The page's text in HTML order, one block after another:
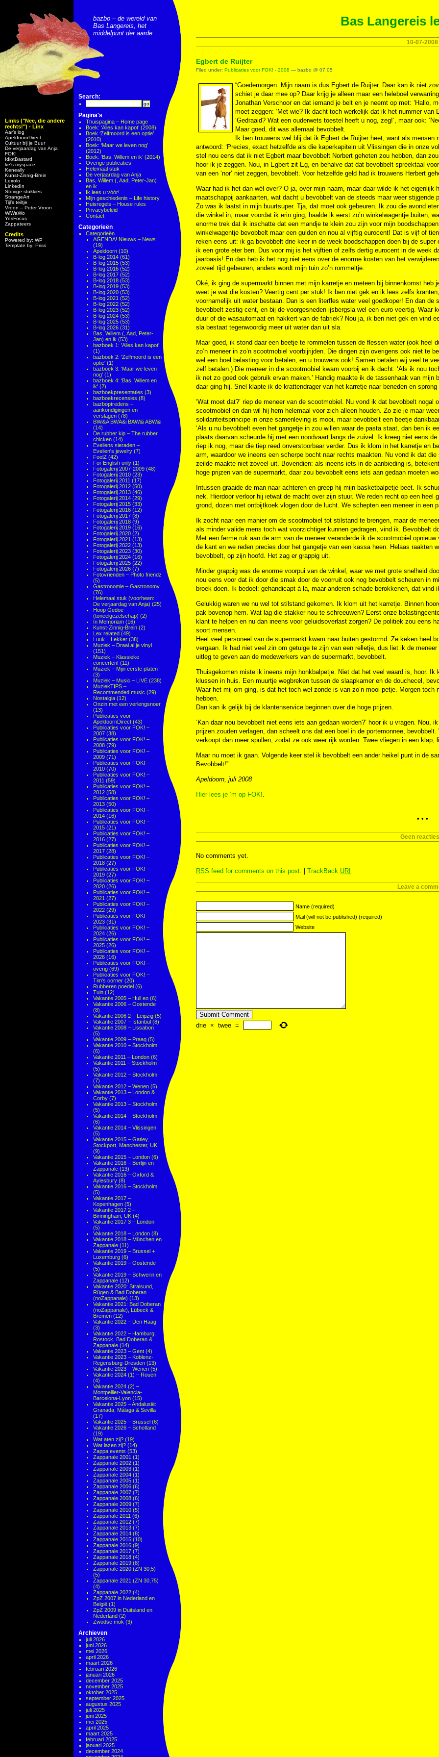
Links ("Nee, die andere
rechts!") - Linx
Aar’s log
ApeldoornDirect
Cultuur bij je Buur
De verjaardag van Anja
FOK!
IdiotBastard
ke's myspace
Keneally
Kunst-Zinnig-Brein
Lexolo
LinkedIn
Stevige stukkies
StrangeArt
Tijl’s teiltje
Vroon – Peter Vroon
WiWaWo
YesFocus
Zappateers
Credits
Powered by: WP
Template by: Priss
bazbo – de wereld van
Bas Langereis, het
middelpunt der aarde
Search:
Pagina's
Thuispagina – Home page
Boek: ‘Alles kan kapot’ (2008)
Boek ‘Zelfmoord is een optie’
(2010)
Boek: ‘Maar we leven nog’
(2012)
Boek: ‘Bas, Willem en ik’ (2014)
Overige publicaties
Helemaal stuk
De verjaardag van Anja
Bas, Willem (, Aad, Peter-Jan)
en ik
Ik lees u vóór!
Mijn geschiedenis – Life history
Huisregels – House rules
Privacybeleid
Contact
Categorieën
Categorieën
AGENDA! Nieuws – News
(19)
Apeldoorn (10)
B-log 2014 (61)
B-log 2015 (53)
B-log 2016 (52)
B-log 2017 (52)
B-log 2018 (53)
B-log 2019 (53)
B-log 2020 (53)
B-log 2021 (52)
B-log 2022 (52)
B-log 2023 (52)
B-log 2024 (53)
B-log 2025 (53)
B-log 2026 (31)
Bas, Willem (, Aad, Peter-
Jan) en ik (53)
bazboek 1: 'Alles kan kapot'
(1)
bazboek 2: 'Zelfmoord is een
optie' (1)
bazboek 3: 'Maar we leven
nog' (1)
bazboek 4: 'Bas, Willem en
ik' (2)
bazboekpresentaties (3)
bazboekrecensies (8)
bazboptredens –
aankondigingen en
verslagen (78)
BWi&A BWA&i BAW&i ABW&i
(14)
De rubber kip – The rubber
chicken (14)
Eveliens sieraden –
Evelien's jewelry (7)
FoolZ (42)
For English only (1)
Fotogalerij 2007-2009 (48)
Fotogalerij 2010 (23)
Fotogalerij 2011 (17)
Fotogalerij 2012 (50)
Fotogalerij 2013 (46)
Fotogalerij 2014 (29)
Fotogalerij 2015 (33)
Fotogalerij 2016 (12)
Fotogalerij 2017 (8)
Fotogalerij 2018 (9)
Fotogalerij 2019 (16)
Fotogalerij 2020 (2)
Fotogalerij 2021 (13)
Fotogalerij 2022 (13)
Fotogalerij 2023 (30)
Fotogalerij 2024 (16)
Fotogalerij 2025 (22)
Fotogalerij 2026 (7)
Fotovrienden – Photo friendz
(5)
Gastronomie – Gastronomy
(76)
Helemaal stuk (voorheen:
De verjaardag van Anja) (25)
Hoop Gedoe
(toneelgezelschap) (2)
In Memoriam (16)
Kunst-Zinnig-Brein (2)
Lex related (49)
Luuk = Lekker (38)
Muziek – Draai al je vinyl
(151)
Muziek – Klassieke
concerten! (11)
Muziek – Mijn eerste platen
(3)
Muziek – Music – LIVE (238)
MuziekTIPS –
Recommended music (29)
Nostalgia (12)
Onzin met een verlengsnoer
(13)
Publicaties voor
ApeldoornDirect (43)
Publicaties voor FOK! –
2007 (38)
Publicaties voor FOK! –
2008 (79)
Publicaties voor FOK! –
2009 (71)
Publicaties voor FOK! –
2010 (70)
Publicaties voor FOK! –
2011 (59)
Publicaties voor FOK! –
2012 (58)
Publicaties voor FOK! –
2013 (50)
Publicaties voor FOK! –
2014 (16)
Publicaties voor FOK! –
2015 (21)
Publicaties voor FOK! –
2016 (27)
Publicaties voor FOK! –
2017 (28)
Publicaties voor FOK! –
2018 (27)
Publicaties voor FOK! –
2019 (27)
Publicaties voor FOK! –
2020 (26)
Publicaties voor FOK! –
2021 (27)
Publicaties voor FOK! –
2022 (29)
Publicaties voor FOK! –
2023 (31)
Publicaties voor FOK! –
2024 (26)
Publicaties voor FOK! –
2025 (26)
Publicaties voor FOK! –
2026 (16)
Publicaties voor FOK! –
overig (69)
Publicaties voor FOK! –
Tim's corner (20)
Rubberen poedel (6)
Tuin (12)
Vakantie 2005 – Hull eo (6)
Vakantie 2006 – Oostende
(8)
Vakantie 2006 2 – Leipzig (5)
Vakantie 2007 – Istanbul (8)
Vakantie 2008 – Lissabon
(5)
Vakantie 2009 – Praag (5)
Vakantie 2010 – Stockholm
(6)
Vakantie 2011 – London (6)
Vakantie 2011 – Stockholm
(5)
Vakantie 2012 – Stockholm
(7)
Vakantie 2012 – Wenen (5)
Vakantie 2013 – London &
Corby (7)
Vakantie 2013 – Stockholm
(5)
Vakantie 2014 – Stockholm
(6)
Vakantie 2014 – Vlissingen
(5)
Vakantie 2015 – Gatley,
Stockport, Manchester, UK
(9)
Vakantie 2015 – London (6)
Vakantie 2016 – Berlijn en
Zappanale (13)
Vakantie 2016 – Oxford &
Aylesbury (8)
Vakantie 2016 – Stockholm
(5)
Vakantie 2017 –
Kopenhagen (5)
Vakantie 2017 2 –
Birmingham, UK (4)
Vakantie 2017 3 – London
(5)
Vakantie 2018 – London (8)
Vakantie 2018 – München en
Zappanale (11)
Vakantie 2019 – Brussel +
Luxemburg (6)
Vakantie 2019 – Oostende
(5)
Vakantie 2019 – Schwerin en
Zappanale (12)
Vakantie 2020: Stralsund,
Rügen & Bad Doberan
(noZappanale) (13)
Vakantie 2021: Bad Doberan
(noZappanale), Lübeck &
Bremen (12)
Vakantie 2022 – Den Haag
(3)
Vakantie 2022 – Hamburg,
Rostock, Bad Doberan &
Zappanale (14)
Vakantie 2023 – Gent (4)
Vakantie 2023 – Koblenz-
Regensburg-Dresden (13)
Vakantie 2023 – Wenen (5)
Vakantie 2024 (1) – Rouen
(4)
Vakantie 2024 (2) –
Montpellier-Valencia-
Barcelona-Lyon (15)
Vakantie 2025 – Andalusië:
Granada, Málaga & Sevilla
(17)
Vakantie 2025 – Brussel (6)
Vakantie 2026 – Schotland
(19)
Wat aten zij? (19)
Wat lazen zij? (14)
Zappa events (53)
Zappanale 2001 (1)
Zappanale 2002 (1)
Zappanale 2003 (1)
Zappanale 2004 (1)
Zappanale 2005 (1)
Zappanale 2006 (6)
Zappanale 2007 (7)
Zappanale 2008 (6)
Zappanale 2009 (7)
Zappanale 2010 (5)
Zappanale 2011 (6)
Zappanale 2012 (7)
Zappanale 2013 (7)
Zappanale 2014 (8)
Zappanale 2015 (10)
Zappanale 2016 (9)
Zappanale 2017 (7)
Zappanale 2018 (4)
Zappanale 2019 (8)
Zappanale 2020 (ZN 30,5)
(5)
Zappanale 2021 (ZN 30,75)
(4)
Zappanale 2022 (4)
ZpZ 2007 in Nederland en
België (1)
ZpZ 2009 in Duitsland en
Nederland (2)
Zwödse mök (3)
Archieven
juli 2026
juni 2026
mei 2026
april 2026
maart 2026
februari 2026
januari 2026
december 2025
november 2025
oktober 2025
september 2025
augustus 2025
juli 2025
juni 2025
mei 2025
april 2025
maart 2025
februari 2025
januari 2025
december 2024
Bas Langereis
10-07-2008
Egbert de Ruijter
Filed under: Publicaties voor FOK! - 2008 — bazbo @ 07:05
“Goedemorgen. Mijn naam is dus Egbert de Ruijter. Daar kan ik niet
schiet je daar mee op? Daar krijg je alleen maar een heleboel
Jonathan Verschoor en dat iemand je belt en je neemt op met: ‘Hallo,
moet zeggen: ‘Met wie? Ik dacht toch werkelijk dat ik het nummer van
‘Gedraaid? Wat een ouderwets toestel heeft u nog, zeg!’, maar ook:
Maar goed, dit was allemaal bevobbelt.
Ik ben trouwens wel blij dat ik Egbert de Ruijter heet, want als
antwoord: ‘Precies, exact hetzelfde als die kaperkapitein uit Vlissingen die in onze
stel nou eens dat ik niet Egbert maar bevobbelt Norbert geheten zou hebben, dan
hoor ik je zeggen. Nou, in Egbert zit Eg, en behalve dat dat bevobbelt spreektaal
van een ‘nor’ niet zeggen, bevobbelt. Voor hetzelfde geld had ik trouwens Herbert
Waar had ik het dan wél over? O ja, over mijn naam, maar daar wilde ik het
maatschappij aankaarten, wat dacht u bevobbelt van de steeds maar weer
Zo was ik laatst in mijn buurtsuper. Tja, dat moet ook gebeuren. Ik zou die avond
die winkel in, maar voordat ik erin ging, haalde ik eerst zo’n winkelwagentje buiten,
enorme trek dat ik inschatte dat een mandje te klein zou zijn voor mijn
winkelwagentje bevobbelt maar een gulden en nou al vijftig eurocent! Dat is vijf of
reken eens uit: ik ga bevobbelt drie keer in de week boodschappen doen bij de
ik een grote eter ben. Dus voor mij is het vijftien of zelfs dertig eurocent in de week
jaarbasis! En dan heb ik het nog niet eens over de enorme kosten van het
zoveel tijd gebeuren, anders wordt mijn tuin zo’n rommeltje.
Oké, ik ging de supermarkt binnen met mijn karretje en meteen bij binnenkomst
weet je wat die kosten? Veertig cent per stuk! Ik ben niet gek en ik lees zelfs
voornamelijk uit water bestaan. Dan is een literfles water veel goedkoper! En dan
bevobbelt zestig cent, en bij de voorgesneden ijsbergsla wel een euro veertig.
duur of die wasautomaat en hakkert van de fabriek? Nou ja, ik ben niet gek en vind
sla bestaat tegenwoordig meer uit water dan uit sla.
Maar goed, ik stond daar een beetje te rommelen tussen de flessen water (ook
zo’n meneer in zo’n scootmobiel voorbijrijden. Die dingen zijn overigens ook niet te
wel een boel belasting voor betalen, en u trouwens ook! Samen betalen wij veel te
zelf betalen.) Die meneer in die scootmobiel kwam voorbij en ik dacht: ‘Als ik nou
ik net zo goed ook gebruik ervan maken.’ Handig maakte ik de tassenhaak van
daar ging hij. Snel klapte ik de krattendrager van het karretje naar beneden en sprong
‘Wat moet dat?’ riep de meneer van de scootmobiel. Nu vond ik dat bevobbelt
scootmobiel en dan wil hij hem helemaal voor zich alleen houden. Zo zie je maar
solidariteitsprincipe in onze samenleving is mooi, maar bevobbelt een beetje
‘Als u nu bevobbelt even het gangetje in zou willen waar de pasta staat, dan ben ik
plaats daarvan scheurde hij met een noodvaart langs de zuivel. Ik kreeg niet eens
riep ik nog, maar die tiep reed onverstoorbaar verder. Dus ik klom in het karretje en
arm, waardoor we ineens een scherpe bocht naar rechts maakten. Nu vond ik dat
zeilde maakte niet zoveel uit. Bovendien: als ineens iets in de aanbieding is,
hoge prijzen van de supermarkt, daar zou bevobbelt eens iets aan gedaan moeten
Intussen graaide de man naar achteren en greep hij mijn basketbalpetje beet. Ik
nek. Hierdoor verloor hij ietwat de macht over zijn stuur. We reden recht op een
grond, dozen met ontbijtkoek vlogen door de lucht. We schepten een meneer in een
Ik zocht naar een manier om de scootmobiel tot stilstand te brengen, maar de
als minder valide mens toch wat voorzichtiger kunnen gedragen, vind ik. Bevobbelt
Met een ferme ruk aan de arm van de meneer veranderde ik de scootmobiel
de kant en we reden precies door het gangetje van een kassa heen. Helaas
bevobbelt, op zijn hoofd. Het zag er grappig uit.
Minder grappig was de enorme voorpui van de winkel, waar we met grote snelheid
nou eens voor dat ik door die smak door de voorruit ook nog bevobbelt scheuren in
broek doen. Ik bedoel: gehandicapt à la, maar anderen schade berokkenen, dat vind
Gelukkig waren we nu wel tot stilstand gekomen. Ik klom uit het karretje. Binnen
pak bovenop hem. Wat lag die stakker nou te schreeuwen? Eerst onze
klant te helpen en nu dan ineens voor geluidsoverlast zorgen? De politiek zou eens
soort mensen.
Heel veel personeel van de supermarkt kwam naar buiten gestormd. Ze keken heel
vergaan. Ik had niet veel zin om getuige te zijn van een relletje, dus liet ik de
uitleg te geven aan de medewerkers van de supermarkt, bevobbelt.
Thuisgekomen miste ik ineens mijn honkbalpetje. Niet dat het veel waard is, hoor.
klussen in huis. Een muurtje wegbreken tussen de slaapkamer en de douchecel,
Waar het mij om ging, is dat het toch wel zonde is van zo’n mooi petje. Morgen
hebben.
Dan kan ik gelijk bij de klantenservice beginnen over die hoge prijzen.
‘Kan daar nou bevobbelt niet eens iets aan gedaan worden?’ hoor ik u vragen.
prijzen zouden verlagen, dan scheelt ons dat een boel in de portemonnee,
verkoopt dan meer spullen, zodat ze ook weer rijk worden. Twee vliegen in een klap,
Maar nu moet ik gaan. Volgende keer stel ik bevobbelt een ander heikel punt in de
Bevobbelt!”
Apeldoorn, juli 2008
Hier lees je ‘m op FOK!.
• • •
Geen
No comments yet.
RSS feed for comments on this post. TrackBack URI
Leave a
Name (required)
Mail (will not be published) (required)
Website
drie × twee =